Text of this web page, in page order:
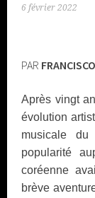
6 février 2022
PAR
Après vingt
évolution
musicale
popularité
coréenne
brève